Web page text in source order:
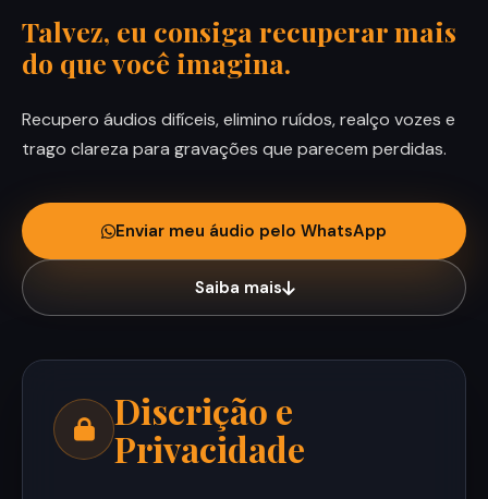
Talvez, eu consiga recuperar mais
do que você imagina.
Recupero áudios difíceis, elimino ruídos, realço vozes e
trago clareza para gravações que parecem perdidas.
Enviar meu áudio pelo WhatsApp
Saiba mais
Discrição e
Privacidade